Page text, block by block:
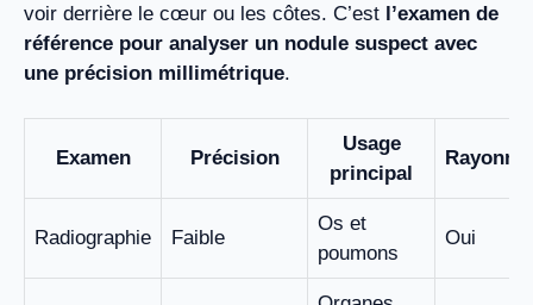
voir derrière le cœur ou les côtes. C’est l’examen de
référence pour analyser un nodule suspect avec
une précision millimétrique.
Examen Précision
Usage
principal
Radiographie Faible
Os et
poumons
Oui